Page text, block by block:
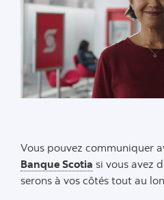
Vous pouvez communiquer
Banque Scotia si vous avez
serons à vos côtés tout au